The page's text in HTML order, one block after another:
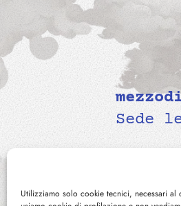
Utilizziamo solo cookie tecnici, necessari
Sede